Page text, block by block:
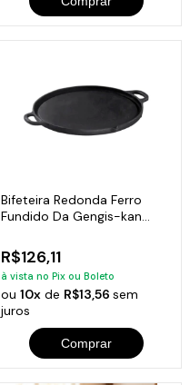
Bifeteira Redonda Ferro
Fundido Da Gengis-kan
R$126,11
à vista no Pix ou Boleto
ou 10xde R$13,56 sem
juros
Comprar